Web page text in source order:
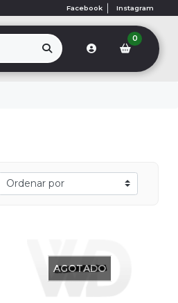
Facebook Instagram
0
AGOTADO